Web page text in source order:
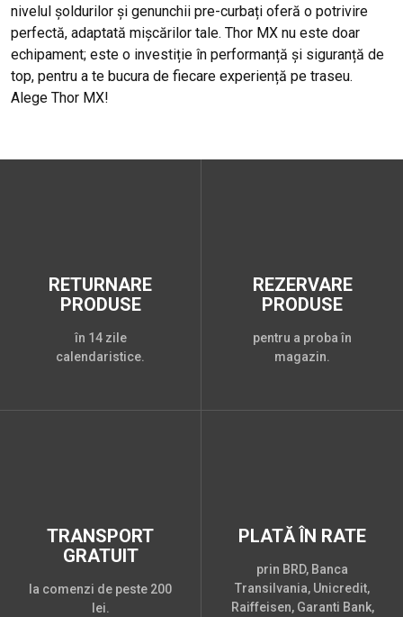
nivelul șoldurilor și genunchii pre-curbați oferă o potrivire
perfectă, adaptată mișcărilor tale. Thor MX nu este doar
echipament; este o investiție în performanță și siguranță de
top, pentru a te bucura de fiecare experiență pe traseu.
Alege Thor MX!
RETURNARE
PRODUSE
în 14 zile
calendaristice.
REZERVARE
PRODUSE
pentru a proba în
magazin.
TRANSPORT
GRATUIT
la comenzi de peste 200
lei.
PLATĂ ÎN RATE
prin BRD, Banca
Transilvania, Unicredit,
Raiffeisen, Garanti Bank,